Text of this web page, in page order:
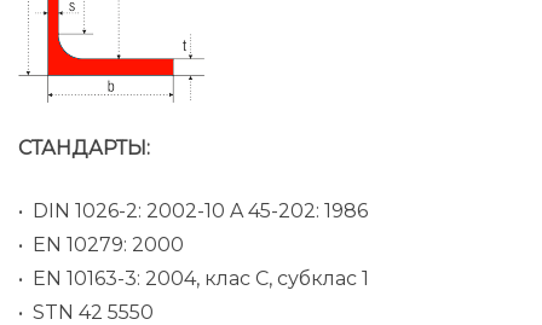
СТАНДАРТЫ:
• DIN 1026-2: 2002-10 A 45-202: 1986
• EN 10279: 2000
• EN 10163-3: 2004, клас C, субклас 1
• STN 42 5550